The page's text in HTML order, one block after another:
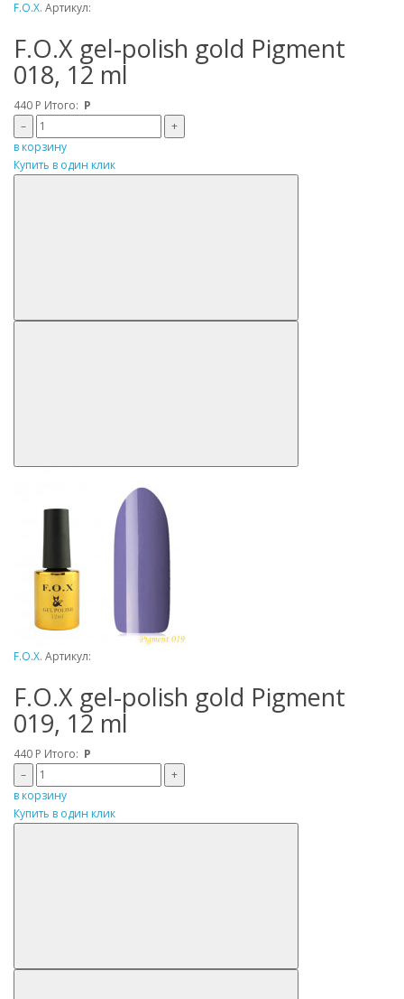
F.O.X. Артикул:
F.O.X gel-polish gold Pigment
018, 12 ml
440 Р Итого: Р
–
+
в корзину
Купить в один клик
F.O.X. Артикул:
F.O.X gel-polish gold Pigment
019, 12 ml
440 Р Итого: Р
–
+
в корзину
Купить в один клик